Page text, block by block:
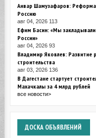
Анвар Шамузафаров:
Россию
авг 04, 2026 113
Ефим Басин: «Мы
России»
авг 04, 2026 93
Владимир Яковлев: Развитие
строительства
авг 03, 2026 136
В Дагестане стартует
Махачкалы за 4 млрд рублей
все новости>
ДОСКА ОБЪЯВЛЕНИЙ